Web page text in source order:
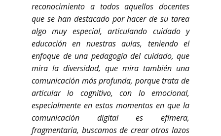
reconocimiento a todos aquellos docentes
que se han destacado por hacer de su tarea
algo muy especial, articulando cuidado y
educación en nuestras aulas, teniendo el
enfoque de una pedagogía del cuidado, que
mira la diversidad, que mira también una
comunicación más profunda, porque trata de
articular lo cognitivo, con lo emocional,
especialmente en estos momentos en que la
comunicación digital es efímera,
fragmentaria, buscamos de crear otros lazos